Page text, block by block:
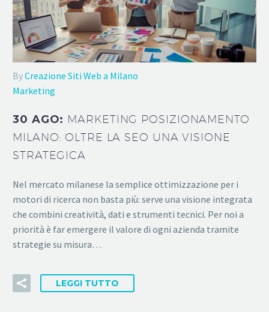
ByCreazione Siti Web a Milano
Marketing
30 AGO: MARKETING POSIZIONAMENTO
MILANO: OLTRE LA SEO UNA VISIONE
STRATEGICA
Nel mercato milanese la semplice ottimizzazione per i
motori di ricerca non basta più: serve una visione integrata
che combini creatività, dati e strumenti tecnici. Per noi a
priorità è far emergere il valore di ogni azienda tramite
strategie su misura…
LEGGI TUTTO